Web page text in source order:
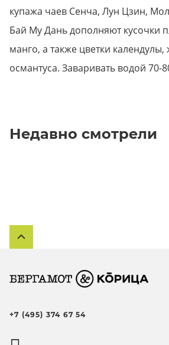
купажа чаев Сенча, Лун Цзин,
Бай Му Дань дополняют кусочки
манго, а также цветки
османтуса. Заваривать водой 70-
Недавно смотрели
+7 (495) 374 67 54